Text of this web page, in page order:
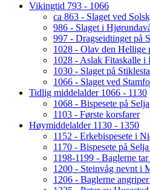
Vikingtid 793 - 1066
ca 863 - Slaget ved
986 - Slaget i
997 - Dragseidtinget på
1028 - Olav den Hellige
1028 - Aslak Fitaskalle i
1030 - Slaget på
1066 - Slaget ved
Tidlig middelalder 1066 - 1130
1068 - Bispesete på Selja
1103 - Første korsfarer
Høymiddelalder 1130 - 1350
1152 - Erkebispesete i
1170 - Bispesete på
1198-1199 - Baglerne
1200 - Steinvåg nevnt i
1206 - Baglerne